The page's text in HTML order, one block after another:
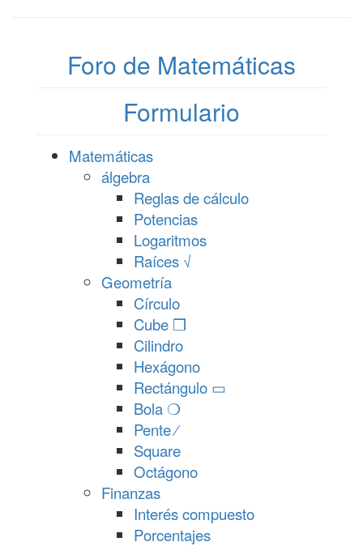
Foro de Matemáticas
Formulario
Matemáticas
álgebra
Reglas de cálculo
Potencias
Logaritmos
Raíces √
Geometría
Círculo
Cube ❒
Cilindro
Hexágono
Rectángulo ▭
Bola ❍
Pente ⁄
Square
Octágono
Finanzas
Interés compuesto
Porcentajes